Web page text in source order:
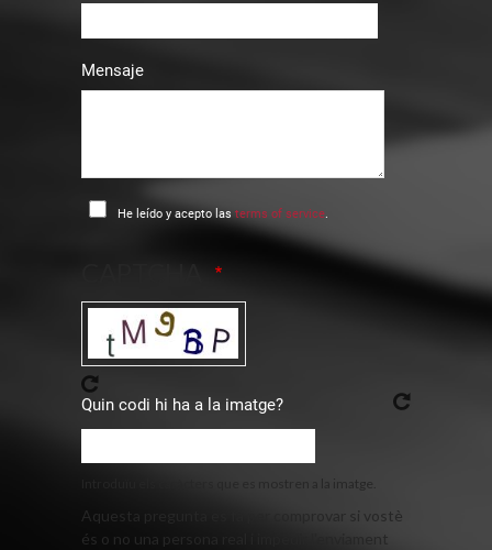
Mensaje
He leído y acepto las terms of service.
Quin codi hi ha a la imatge?
Introduïu els caràcters que es mostren a la imatge.
Aquesta pregunta es fa per comprovar si vostè
és o no una persona real i impedir l'enviament